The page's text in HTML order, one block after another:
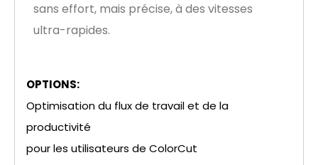
sans effort, mais précise, à des vitesses
ultra-rapides.
OPTIONS:
Optimisation du flux de travail et de la
productivité
pour les utilisateurs de ColorCut